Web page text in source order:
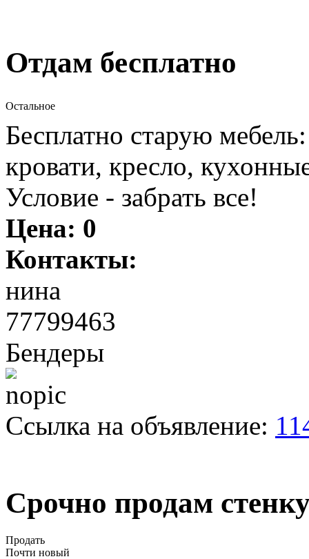
Отдам бесплатно
Остальное
Бесплатно старую
кровати, кресло,
Условие - забрать все!
Цена: 0
Контакты:
нина
77799463
Бендеры
Ссылка на объявление:
Срочно продам
Продать
Почти новый